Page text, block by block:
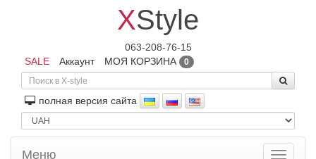
XStyle
063-208-76-15
SALE
Аккаунт МОЯ КОРЗИНА 0
полная версия сайта
Toggle
Меню